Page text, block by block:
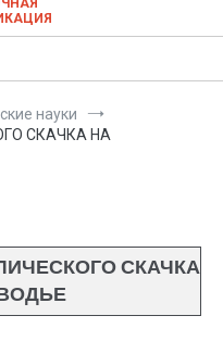
науки
СКАЧКА НА
СКАЧКА